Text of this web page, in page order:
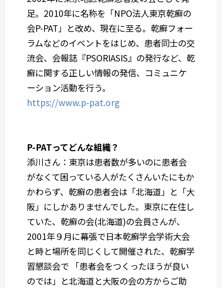
足。2010年に名称を「NPO法人東京乾癬の
会P-PAT」と改め、現在に至る。乾癬フォー
ラムなどのイベントをはじめ、患者同士の交
流会、会報誌『PSORIASIS』の発行など、乾
癬に関する正しい情報の発信、コミュニケ
ーション活動を行う。
https://www.p-pat.org
P-PATってどんな組織？
添川さん： 東京は患者数が多いのに患者会
がなくて困っている人がたくさんいたにもか
かわらず、乾癬の患者会は「北海道」と「大
阪」にしかありませんでした。東京に在住し
ていた、乾癬の会(北海道)の会員さんが、
2001年９月に幕張で日本乾癬学会学術大会
と時と場所を同じくして開催された、乾癬学
習懇談会で 「患者会をつくったほうが良い
のでは」と北海道と大阪の会の方からご助